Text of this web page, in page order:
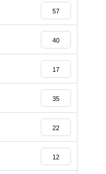
57
40
17
35
22
12